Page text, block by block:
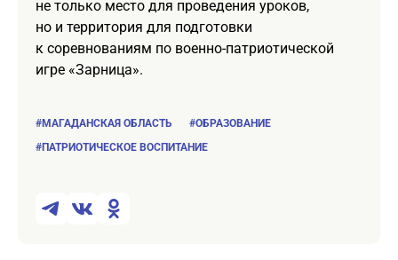
не только место для проведения уроков,
но и территория для подготовки
к соревнованиям по военно-патриотической
игре «Зарница».
#МАГАДАНСКАЯ ОБЛАСТЬ
#ОБРАЗОВАНИЕ
#ПАТРИОТИЧЕСКОЕ ВОСПИТАНИЕ